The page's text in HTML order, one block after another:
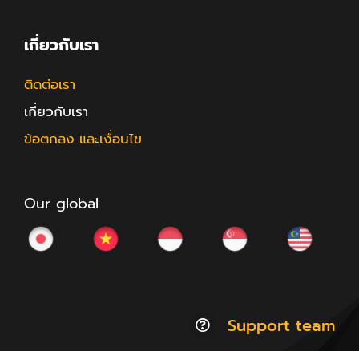
เกี่ยวกับเรา
ติดต่อเรา
เกี่ยวกับเรา
ข้อตกลง และเงื่อนไข
Our global
Support team